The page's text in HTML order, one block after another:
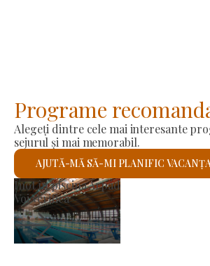
Programe
Alegeți dintre cele mai interesante
sejurul și mai memorabil.
AJUTĂ-MĂ SĂ-MI PLANIFIC
Piața producătorilor
Voi verifica